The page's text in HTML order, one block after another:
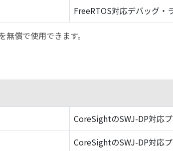
FreeRTOS対応デバッグ・
償で使用できます。
CoreSightのSWJ-DP対応
CoreSightのSWJ-DP対応